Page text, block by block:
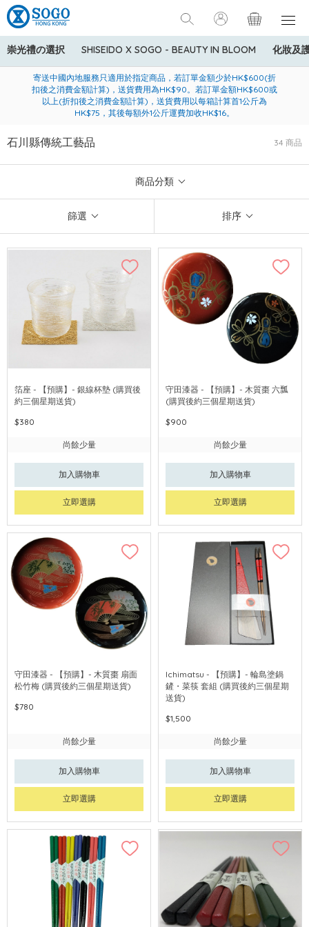
崇光禮の選択 SHISEIDO X SOGO - BEAUTY IN BLOOM 化妝及
美國運通Explorer®信用卡會員購物禮遇：高達5%簽賬回贈！
購買一般貨品(冷凍食品除外)滿$600，可享免費送貨服務
寄送中國內地服務只適用於指定商品，若訂單金額少於HK$600(折
扣後之消費金額計算)，送貨費用為HK$90。若訂單金額HK$600或
以上(折扣後之消費金額計算)，送貨費用以每箱計算首1公斤為
HK$75，其後每額外1公斤運費加收HK$16。
石川縣傳統工藝品 34 商品
商品分類
篩選 排序
箔座 - 【預購】- 銀線杯墊 (購買後
約三個星期送貨)
$380
尚餘少量
加入購物車
立即選購
守田漆器 - 【預購】- 木質棗 六瓢
(購買後約三個星期送貨)
$900
尚餘少量
加入購物車
立即選購
守田漆器 - 【預購】- 木質棗 扇面
松竹梅 (購買後約三個星期送貨)
$780
尚餘少量
加入購物車
立即選購
Ichimatsu - 【預購】- 輪島塗鍋
鏟・菜筷 套組 (購買後約三個星期
送貨)
$1,500
尚餘少量
加入購物車
立即選購